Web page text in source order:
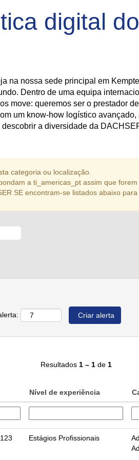
digital
na nossa sede principal em
Dentro de uma equipa
move: queremos ser o prestador
um know-how logístico
a diversidade da
categoria ou localização.
a ti_americas_pt assim que forem
SE encontram-se listados abaixo para
Resultados 1 – 1de 1
Nível de experiência
Estágios Profissionais